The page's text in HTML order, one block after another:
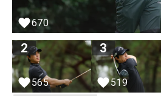
670
2
565
3
519